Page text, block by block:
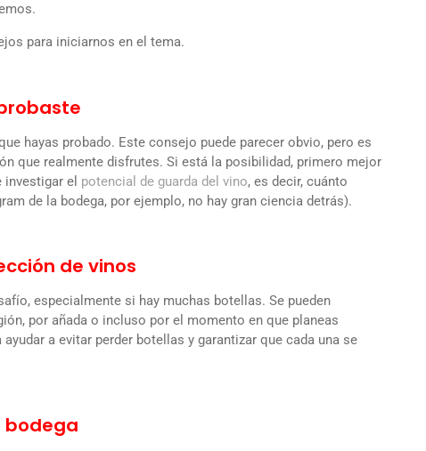
para iniciarnos en el tema.
hayas probado. Este consejo puede parecer obvio, pero es
que realmente disfrutes. Si está la posibilidad, primero mejor
el potencial de guarda del vino, es decir, cuánto
de la bodega, por ejemplo, no hay gran ciencia detrás).
de vinos
especialmente si hay muchas botellas. Se pueden
por añada o incluso por el momento en que planeas
a evitar perder botellas y garantizar que cada una se
bodega